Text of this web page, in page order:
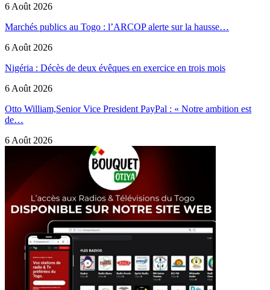
6 Août 2026
Marchés publics au Togo : l’ARCOP alerte sur la hausse…
6 Août 2026
Nigéria : Décès de deux évêques en exercice en trois mois
6 Août 2026
Otto William,Senior Vice President PayPal : « Notre ambition est
de…
6 Août 2026